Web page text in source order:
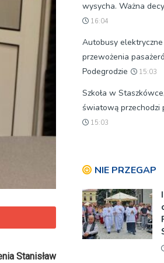
Stanisław
wysycha. Ważna
16:04
Autobusy
przewożenia
Podegrodzie
15:03
Szkoła w
światową przechodzi
15:03
NIE PRZEGAP